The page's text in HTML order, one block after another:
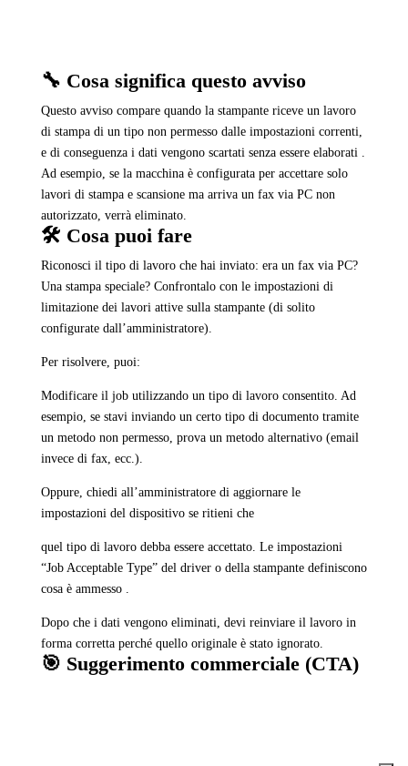
🔧 Cosa significa questo avviso
Questo avviso compare quando la stampante riceve un lavoro
di stampa di un tipo non permesso dalle impostazioni correnti,
e di conseguenza i dati vengono scartati senza essere elaborati .
Ad esempio, se la macchina è configurata per accettare solo
lavori di stampa e scansione ma arriva un fax via PC non
autorizzato, verrà eliminato.
🛠️ Cosa puoi fare
Riconosci il tipo di lavoro che hai inviato: era un fax via PC?
Una stampa speciale? Confrontalo con le impostazioni di
limitazione dei lavori attive sulla stampante (di solito
configurate dall’amministratore).
Per risolvere, puoi:
Modificare il job utilizzando un tipo di lavoro consentito. Ad
esempio, se stavi inviando un certo tipo di documento tramite
un metodo non permesso, prova un metodo alternativo (email
invece di fax, ecc.).
Oppure, chiedi all’amministratore di aggiornare le
impostazioni del dispositivo se ritieni che
quel tipo di lavoro debba essere accettato. Le impostazioni
“Job Acceptable Type” del driver o della stampante definiscono
cosa è ammesso .
Dopo che i dati vengono eliminati, devi reinviare il lavoro in
forma corretta perché quello originale è stato ignorato.
🎯 Suggerimento commerciale (CTA)